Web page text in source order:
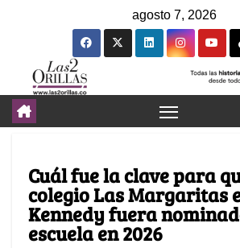
agosto 7, 2026
Cuál fue la clave para
colegio Las Margaritas
Kennedy fuera
escuela en 2026